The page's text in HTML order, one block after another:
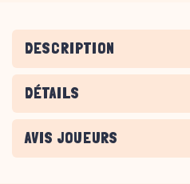
DESCRIPTION
DÉTAILS
AVIS JOUEURS